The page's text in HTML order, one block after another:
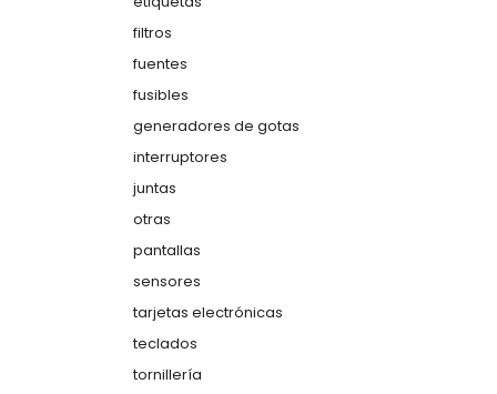
filtros
fuentes
fusibles
generadores de gotas
interruptores
juntas
otras
pantallas
sensores
tarjetas electrónicas
teclados
tornillería